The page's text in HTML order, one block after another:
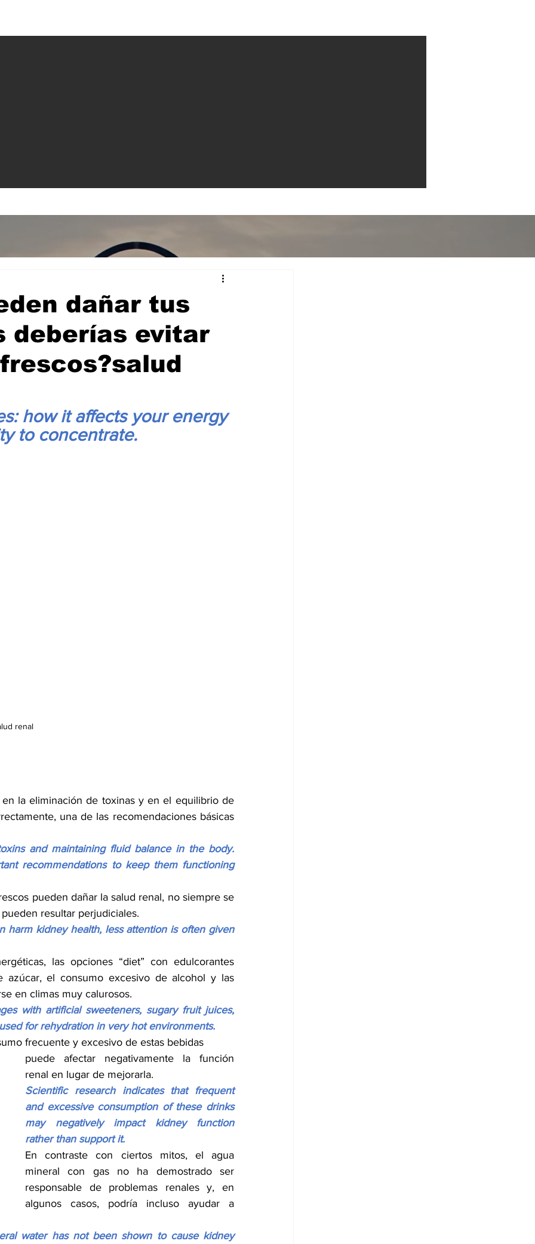
dañar tus
deberías evitar
how it affects your energy
to concentrate.
renal
la eliminación de toxinas y en el equilibrio de
una de las recomendaciones básicas
and maintaining fluid balance in the body.
recommendations to keep them functioning
pueden dañar la salud renal, no siempre se
resultar perjudiciales.
harm kidney health, less attention is often given
las opciones “diet” con edulcorantes
azúcar, el consumo excesivo de alcohol y las
en climas muy calurosos.
with artificial sweeteners, sugary fruit juices,
for rehydration in very hot environments.
frecuente y excesivo de estas bebidas
puede afectar negativamente la función
renal en lugar de mejorarla.
Scientific research indicates that frequent
and excessive consumption of these drinks
may negatively impact kidney function
rather than support it.
En contraste con ciertos mitos, el agua
mineral con gas no ha demostrado ser
responsable de problemas renales y, en
algunos casos, podría incluso ayudar a
water has not been shown to cause kidney